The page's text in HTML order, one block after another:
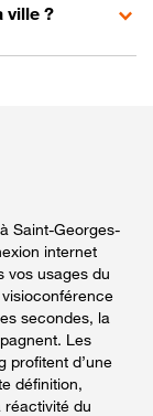
ville ?
Saint-Georges-
internet
vos usages du
secondes, la
Les
profitent d’une
définition,
réactivité du